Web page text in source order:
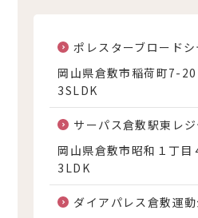
ポレスターブロード
岡山県倉敷市稲荷町7-20
3SLDK
サーパス倉敷駅東レジ
岡山県倉敷市昭和１丁目
3LDK
ダイアパレス倉敷運